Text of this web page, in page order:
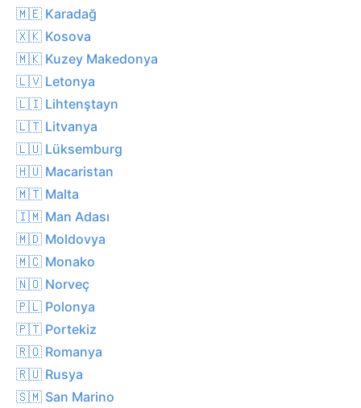
🇲🇪 Karadağ
🇽🇰 Kosova
🇲🇰 Kuzey Makedonya
🇱🇻 Letonya
🇱🇮 Lihtenştayn
🇱🇹 Litvanya
🇱🇺 Lüksemburg
🇭🇺 Macaristan
🇲🇹 Malta
🇮🇲 Man Adası
🇲🇩 Moldovya
🇲🇨 Monako
🇳🇴 Norveç
🇵🇱 Polonya
🇵🇹 Portekiz
🇷🇴 Romanya
🇷🇺 Rusya
🇸🇲 San Marino